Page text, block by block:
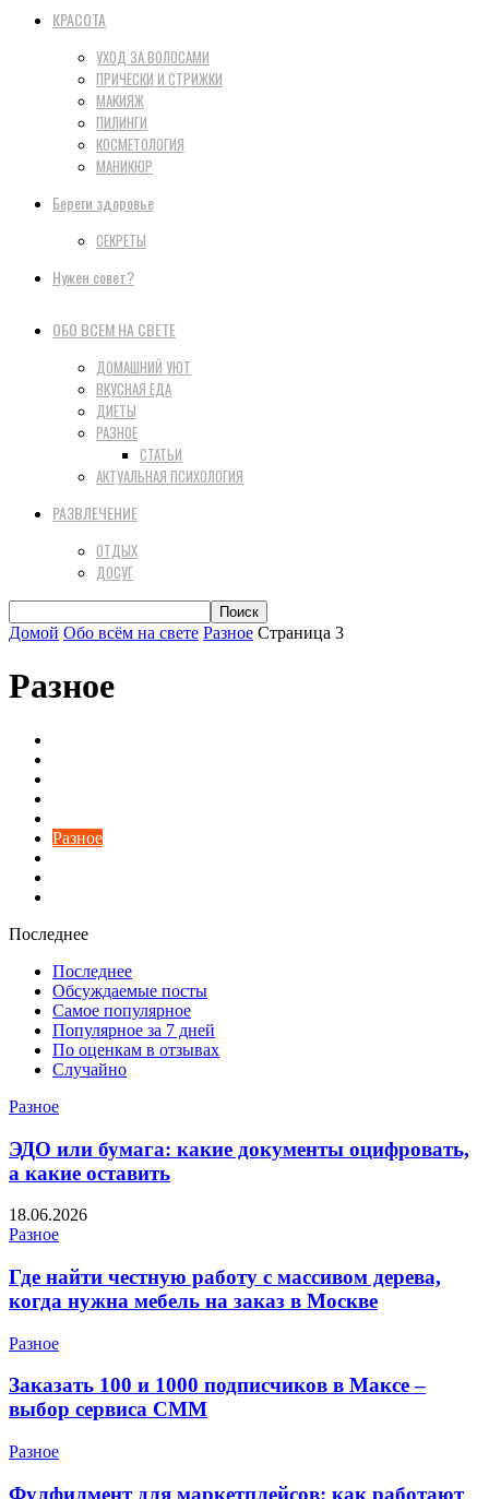
КРАСОТА
УХОД ЗА ВОЛОСАМИ
ПРИЧЕСКИ И СТРИЖКИ
МАКИЯЖ
ПИЛИНГИ
КОСМЕТОЛОГИЯ
МАНИКЮР
Береги здоровье
СЕКРЕТЫ
Нужен совет?
ОБО ВСЕМ НА СВЕТЕ
ДОМАШНИЙ УЮТ
ВКУСНАЯ ЕДА
ДИЕТЫ
РАЗНОЕ
СТАТЬИ
АКТУАЛЬНАЯ ПСИХОЛОГИЯ
РАЗВЛЕЧЕНИЕ
ОТДЫХ
ДОСУГ
Домой Обо всём на свете Разное Страница 3
Разное
Разное
Последнее
Последнее
Обсуждаемые посты
Самое популярное
Популярное за 7 дней
По оценкам в отзывах
Случайно
Разное
ЭДО или бумага: какие документы оцифровать,
а какие оставить
18.06.2026
Разное
Где найти честную работу с массивом дерева,
когда нужна мебель на заказ в Москве
Разное
Заказать 100 и 1000 подписчиков в Максе –
выбор сервиса СММ
Разное
Фулфилмент для маркетплейсов: как работают